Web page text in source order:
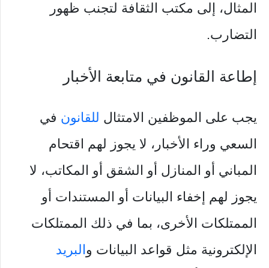
المثال، إلى مكتب الثقافة لتجنب ظهور
التضارب.
إطاعة القانون في متابعة الأخبار
يجب على الموظفين الامتثال للقانون في
السعي وراء الأخبار، لا يجوز لهم اقتحام
المباني أو المنازل أو الشقق أو المكاتب، لا
يجوز لهم إخفاء البيانات أو المستندات أو
الممتلكات الأخرى، بما في ذلك الممتلكات
الإلكترونية مثل قواعد البيانات والبريد